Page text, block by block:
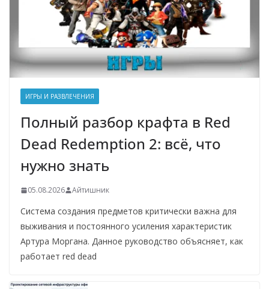
ИГРЫ И РАЗВЛЕЧЕНИЯ
Полный разбор крафта в Red
Dead Redemption 2: всё, что
нужно знать
05.08.2026 Айтишник
Система создания предметов критически важна для
выживания и постоянного усиления характеристик
Артура Моргана. Данное руководство объясняет, как
работает red dead